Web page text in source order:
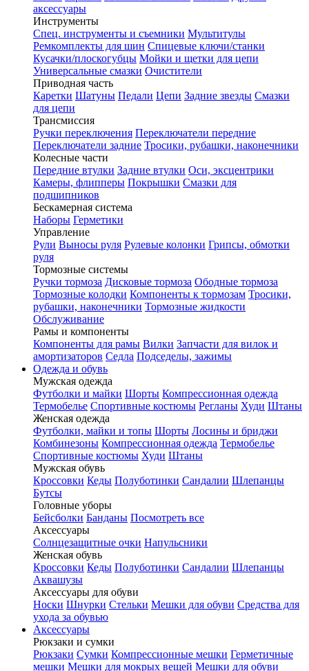
аксессуары
Инструменты
Спец. инструменты и съемники Мультитулы
Ремкомплекты для шин Спицевые ключи/станки
Кусачки/плоскогубцы Мойки и щетки для цепи
Универсальные смазки Очистители
Приводная часть
Каретки Шатуны Педали Цепи Задние звезды Смазки
для цепи
Трансмиссия
Ручки переключения Переключатели передние
Переключатели задние Тросики, рубашки, наконечники
Колесные части
Передние втулки Задние втулки Оси, эксцентрики
Камеры, флипперы Покрышки Смазки для
подшипников
Бескамерная система
Наборы Герметики
Управление
Рули Выносы руля Рулевые колонки Грипсы, обмотки
руля
Тормозные системы
Ручки тормоза Дисковые тормоза Ободные тормоза
Тормозные колодки Компоненты к тормозам Тросики,
рубашки, наконечники Тормозные жидкости
Обслуживание
Рамы и компоненты
Компоненты для рамы Вилки Запчасти для вилок и
амортизаторов Седла Подседелы, зажимы
Одежда и обувь
Мужская одежда
Футболки и майки Шорты Компрессионная одежда
Термобелье Спортивные костюмы Регланы Худи Штаны
Женская одежда
Футболки, майки и топы Шорты Лосины и бриджи
Комбинезоны Компрессионная одежда Термобелье
Спортивные костюмы Худи Штаны
Мужская обувь
Кроссовки Кеды Полуботинки Сандалии Шлепанцы
Бутсы
Головные уборы
Бейсболки Банданы Посмотреть все
Аксессуары
Солнцезащитные очки Напульсники
Женская обувь
Кроссовки Кеды Полуботинки Сандалии Шлепанцы
Аквашузы
Аксессуары для обуви
Носки Шнурки Стельки Мешки для обуви Средства для
ухода за обувью
Аксессуары
Рюкзаки и сумки
Рюкзаки Сумки Компрессионные мешки Герметичные
мешки Мешки для мокрых вещей Мешки для обуви